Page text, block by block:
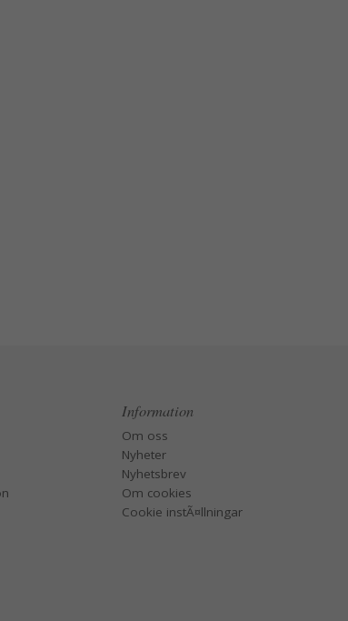
Information
Om oss
Nyheter
Nyhetsbrev
Om cookies
Cookie instÃ¤llningar